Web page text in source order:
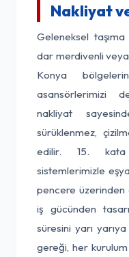
Nakliyat
Geleneksel
dar merdivenli veya
Konya
asansörlerimizi
nakliyat
sürüklenmez,
edilir. 15. kata
sistemlerimizle
pencere üzerinden
iş gücünden
süresini yarı
gereği, her